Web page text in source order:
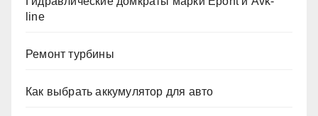
line
Ремонт турбины
Как выбрать аккумулятор для авто